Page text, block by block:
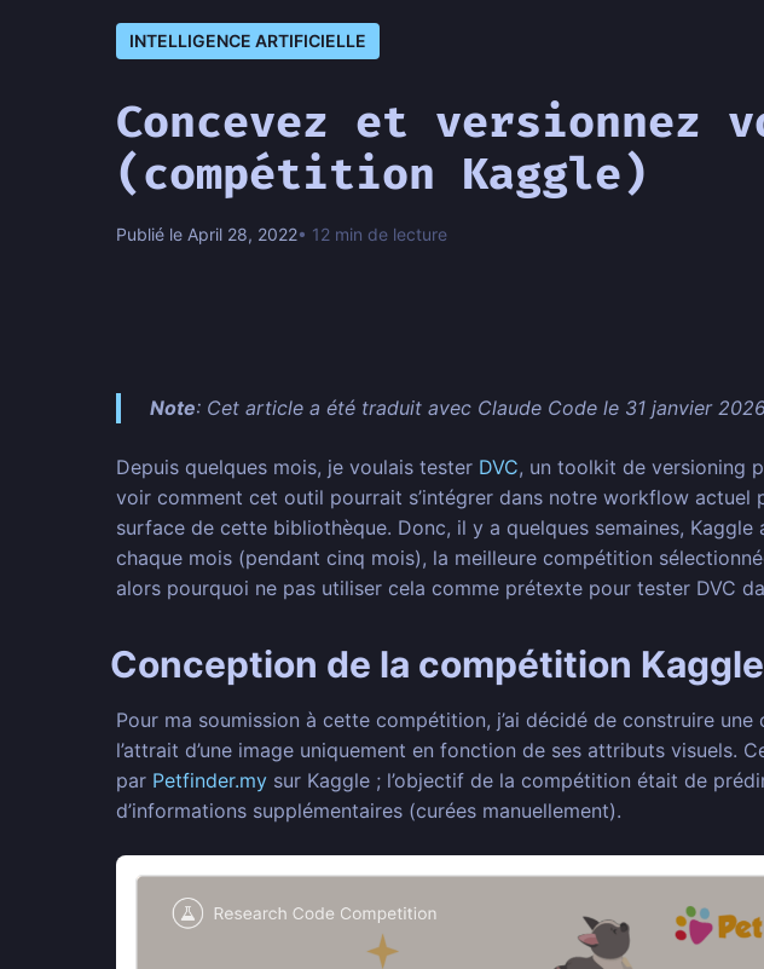
INTELLIGENCE ARTIFICIELLE
Concevez et versionnez
(compétition Kaggle)
Publié le April 28, 2022• 12 min de lecture
Note: Cet article a été traduit avec Claude Code le 31 janvier
Depuis quelques mois, je voulais tester DVC, un toolkit de versioning
voir comment cet outil pourrait s’intégrer dans notre workflow actuel
surface de cette bibliothèque. Donc, il y a quelques semaines, Kaggle
chaque mois (pendant cinq mois), la meilleure compétition
alors pourquoi ne pas utiliser cela comme prétexte pour tester DVC
Conception de la compétition Kaggle
Pour ma soumission à cette compétition, j’ai décidé de construire
l’attrait d’une image uniquement en fonction de ses attributs visuels.
par Petfinder.my sur Kaggle ; l’objectif de la compétition était de
d’informations supplémentaires (curées manuellement).